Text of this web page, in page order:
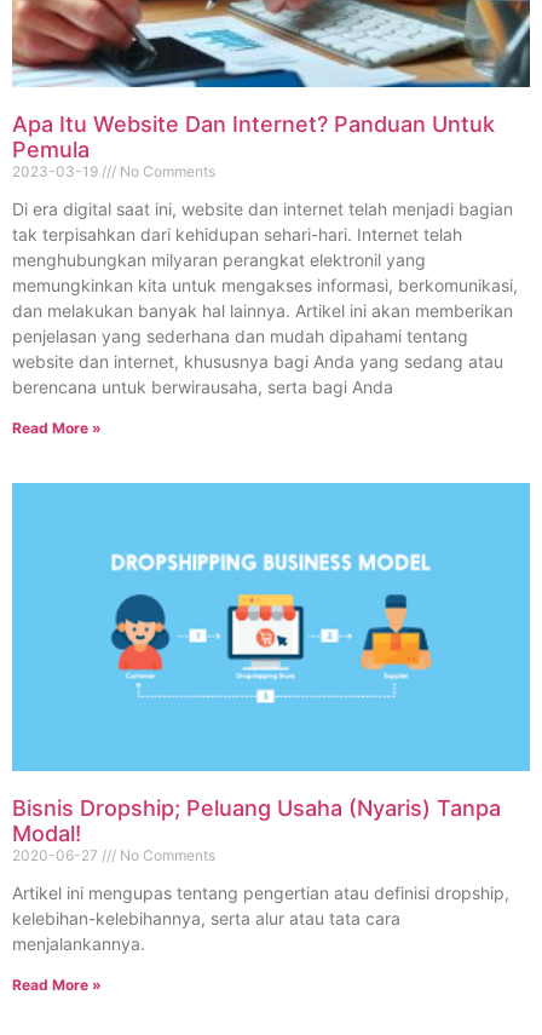
Apa Itu Website Dan Internet? Panduan Untuk
Pemula
2023-03-19 No Comments
Di era digital saat ini, website dan internet telah menjadi bagian
tak terpisahkan dari kehidupan sehari-hari. Internet telah
menghubungkan milyaran perangkat elektronil yang
memungkinkan kita untuk mengakses informasi, berkomunikasi,
dan melakukan banyak hal lainnya. Artikel ini akan memberikan
penjelasan yang sederhana dan mudah dipahami tentang
website dan internet, khususnya bagi Anda yang sedang atau
berencana untuk berwirausaha, serta bagi Anda
Read More »
Bisnis Dropship; Peluang Usaha (Nyaris) Tanpa
Modal!
2020-06-27 No Comments
Artikel ini mengupas tentang pengertian atau definisi dropship,
kelebihan-kelebihannya, serta alur atau tata cara
menjalankannya.
Read More »